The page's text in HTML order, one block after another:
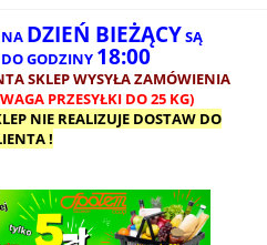
DZIEŃ BIEŻĄCYSĄ
GODZINY 18:00
SKLEP WYSYŁA ZAMÓWIENIA
PRZESYŁKI DO 25 KG)
NIE REALIZUJE DOSTAW DO
!